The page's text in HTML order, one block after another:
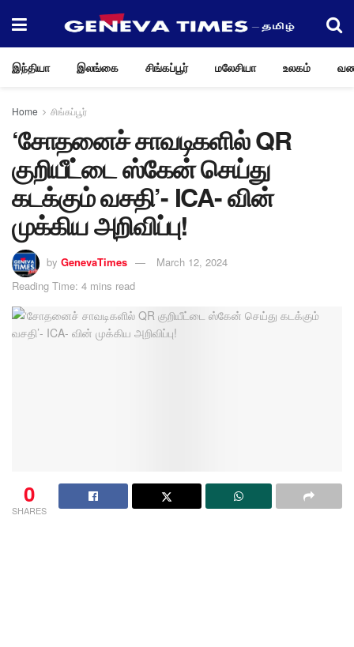
இந்தியா இலங்கை சிங்கப்பூர் மலேசியா உலகம்
Home சிங்கப்பூர்
‘சோதனைச் சாவடிகளில் QR
குறியீட்டை ஸ்கேன் செய்து
கடக்கும் வசதி’- ICA- வின்
முக்கிய அறிவிப்பு!
by GenevaTimes
March 12, 2024
Reading Time: 4 mins read
0
SHARES